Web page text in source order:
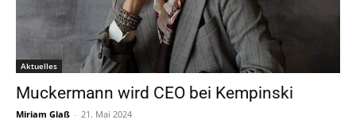
Aktuelles
Muckermann wird CEO bei Kempinski
Miriam Glaß - 21. Mai 2024